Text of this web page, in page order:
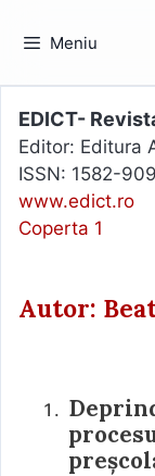
Meniu
EDICT-
Editor: Editura
ISSN: 1582-
www.edict.ro
Coperta 1
Autor: